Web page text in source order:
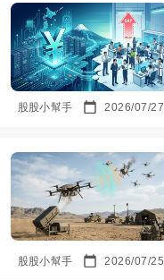
股股小幫手 2026/07/27
股股小幫手 2026/07/25